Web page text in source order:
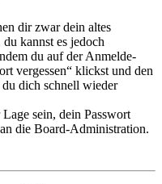
dir zwar dein altes
kannst es jedoch
du auf der Anmelde-
vergessen“ klickst und den
dich schnell wieder
sein, dein Passwort
die Board-Administration.